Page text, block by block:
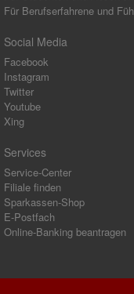
Für Berufserfahrene und
Social Media
Facebook
Instagram
Twitter
Youtube
Xing
Services
Service-Center
Filiale finden
Sparkassen-Shop
E-Postfach
Online-Banking beantragen